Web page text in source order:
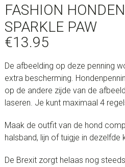
FASHION
SPARKLE PAW
€13.95
De afbeelding op deze penning
extra bescherming.
op de andere zijde van de
laseren. Je kunt maximaal 4
Maak de outfit van de hond
halsband, lijn of tuigje in dezelfde
De Brexit zorgt helaas nog